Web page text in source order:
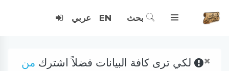
بحث EN عربي
× لكي ترى كافة البيانات فضلاً اشترك من